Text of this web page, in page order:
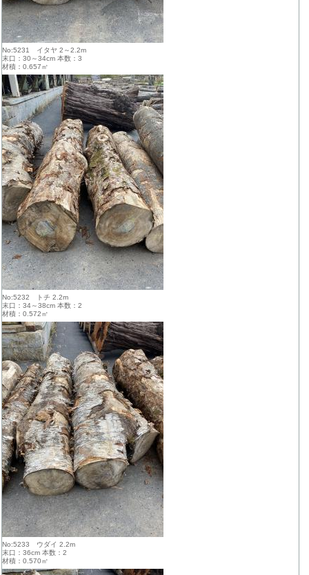
No:5231 イタヤ 2～2.2m
末口：30～34cm 本数：3
材積：0.657㎥
No:5232 トチ 2.2m
末口：34～38cm 本数：2
材積：0.572㎥
No:5233 ウダイ 2.2m
末口：36cm 本数：2
材積：0.570㎥